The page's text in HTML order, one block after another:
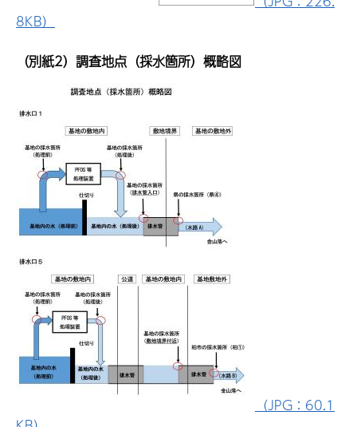
8KB）
（別紙2）調査地点（採水箇所）概略図
（JPG：60.1